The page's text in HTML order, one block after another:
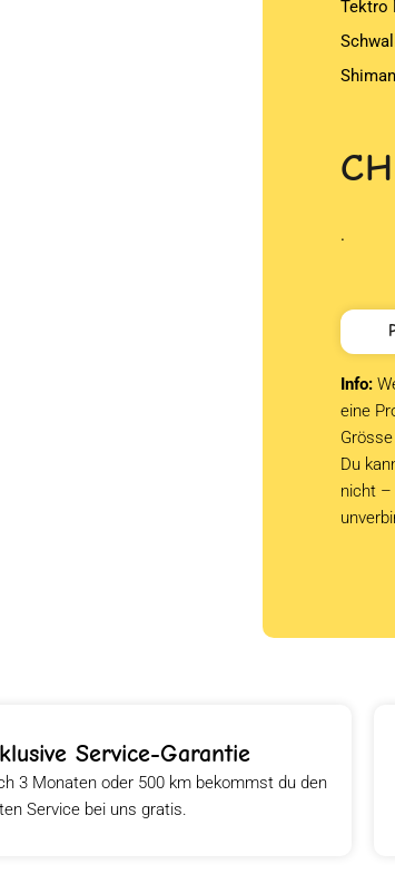
Tektro
.
Info:
eine
Du
nicht –
Service-Garantie
3 Monaten oder 500 km bekommst du den
Service bei uns gratis.